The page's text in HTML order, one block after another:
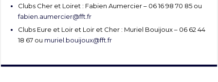
Clubs Cher et Loiret : Fabien Aumercier – 06 16 98 70 85 ou
fabien.aumercier@fft.fr
Clubs Eure et Loir et Loir et Cher : Muriel Bouijoux – 06 62 44
18 67 ou muriel.bouijoux@fft.fr